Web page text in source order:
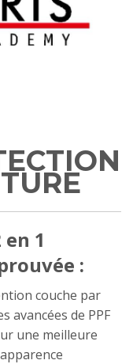
1
:
couche par
avancées de PPF
une meilleure